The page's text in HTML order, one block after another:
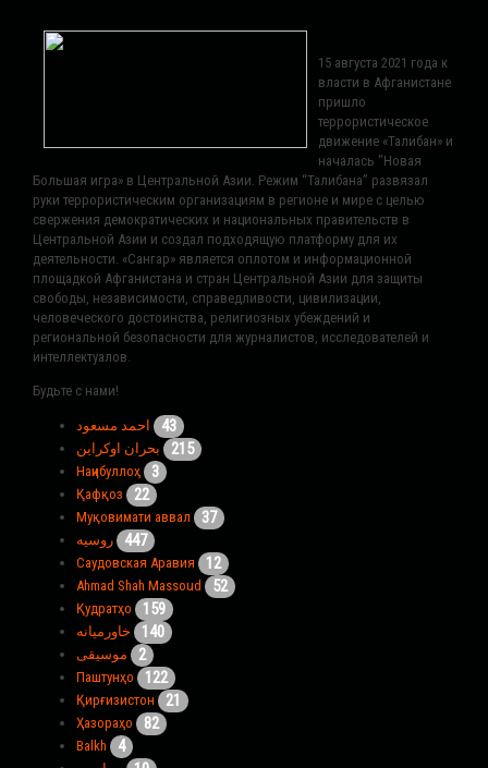
15 августа 2021 года к
власти в Афганистане
пришло
террористическое
движение «Талибан» и
началась "Новая
Большая игра» в Центральной Азии. Режим “Талибана” развязал
руки террористическим организациям в регионе и мире с целью
свержения демократических и национальных правительств в
Центральной Азии и создал подходящую платформу для их
деятельности. «Сангар» является оплотом и информационной
площадкой Афганистана и стран Центральной Азии для защиты
свободы, независимости, справедливости, цивилизации,
человеческого достоинства, религиозных убеждений и
региональной безопасности для журналистов, исследователей и
интеллектуалов.
Будьте с нами!
احمد مسعود 43
بحران اوکراین 215
Наҷибуллоҳ 3
Қафқоз 22
Муқовимати аввал 37
447
Саудовская Аравия 12
Ahmad Shah Massoud 52
Қудратҳо 159
خاورمیانه 140
موسیقی 2
Паштунҳо 122
Қирғизистон 21
Ҳазораҳо 82
Balkh 4